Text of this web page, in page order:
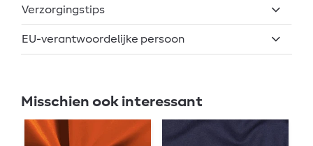
Verzorgingstips
EU-verantwoordelijke persoon
Misschien ook interessant